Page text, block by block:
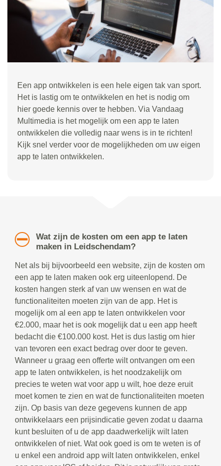
Een app ontwikkelen is een hele eigen tak van sport.
Het is lastig om te ontwikkelen en het is nodig om
hier goede kennis over te hebben. Via Vandaag
Multimedia is het mogelijk om een app te laten
ontwikkelen die volledig naar wens is in te richten!
Kijk snel verder voor de mogelijkheden om uw eigen
app te laten ontwikkelen.
Wat zijn de kosten om een app te laten
maken in Leidschendam?
Net als bij bijvoorbeeld een website, zijn de kosten om
een app te laten maken ook erg uiteenlopend. De
kosten hangen sterk af van uw wensen en wat de
functionaliteiten moeten zijn van de app. Het is
mogelijk om al een app te laten ontwikkelen voor
€2.000, maar het is ook mogelijk dat u een app heeft
bedacht die €100.000 kost. Het is dus lastig om hier
van tevoren een exact bedrag over door te geven.
Wanneer u graag een offerte wilt ontvangen om een
app te laten ontwikkelen, is het noodzakelijk om
precies te weten wat voor app u wilt, hoe deze eruit
moet komen te zien en wat de functionaliteiten moeten
zijn. Op basis van deze gegevens kunnen de app
ontwikkelaars een prijsindicatie geven zodat u daarna
kunt besluiten of u de app daadwerkelijk wilt laten
ontwikkelen of niet. Wat ook goed is om te weten is of
u enkel een android app wilt laten ontwikkelen, enkel